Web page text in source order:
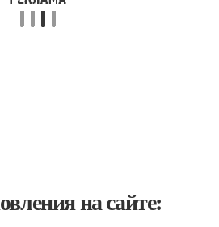
на сайте: